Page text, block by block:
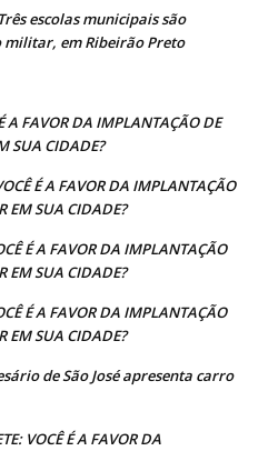
Três escolas municipais são
em Ribeirão Preto
A FAVOR DA IMPLANTAÇÃO DE
SUA CIDADE?
É A FAVOR DA IMPLANTAÇÃO
EM SUA CIDADE?
É A FAVOR DA IMPLANTAÇÃO
EM SUA CIDADE?
É A FAVOR DA IMPLANTAÇÃO
EM SUA CIDADE?
de São José apresenta carro
VOCÊ É A FAVOR DA